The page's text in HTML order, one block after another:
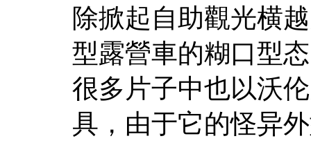
除掀起自助觀光横
型露營車的糊口型
很多片子中也以沃
具，由于它的怪异